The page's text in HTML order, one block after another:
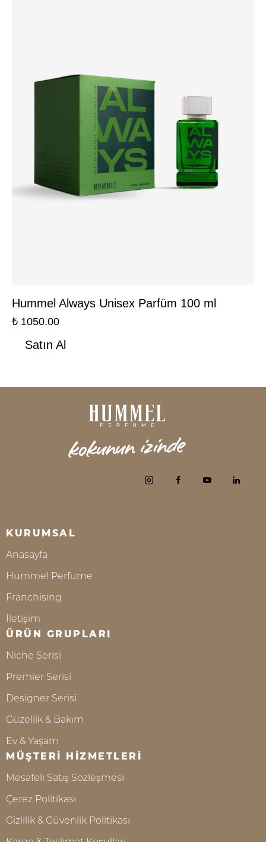
Hummel Always Unisex Parfüm 100 ml
₺ 1050.00
Satın Al
KURUMSAL
Anasayfa
Hummel Perfume
Franchising
İletişim
ÜRÜN GRUPLARI
Niche Serisi
Premier Serisi
Designer Serisi
Güzellik & Bakım
Ev & Yaşam
MÜŞTERİ HİZMETLERİ
Mesafeli Satış Sözleşmesi
Çerez Politikası
Gizlilik & Güvenlik Politikası